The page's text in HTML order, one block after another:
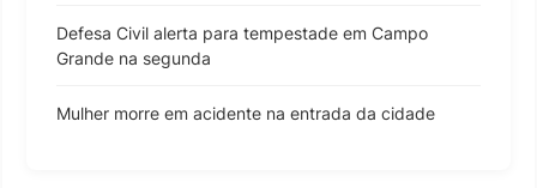
Defesa Civil alerta para tempestade em Campo
Grande na segunda
Mulher morre em acidente na entrada da cidade